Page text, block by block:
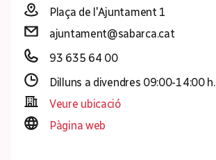
Plaça de l'Ajuntament 1
ajuntament@sabarca.cat
93 635 64 00
Dilluns a divendres 09:00-14:00 h.
Veure ubicació
Pàgina web